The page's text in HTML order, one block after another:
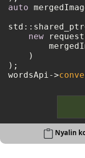
auto
new
    )
);
wordsApi->
Nyalin